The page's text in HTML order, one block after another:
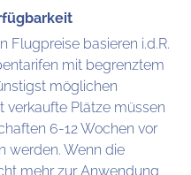
Flugpreise basieren i.d.R.
mit begrenztem
möglichen
verkaufte Plätze müssen
6-12 Wochen vor
werden. Wenn die
mehr zur Anwendung